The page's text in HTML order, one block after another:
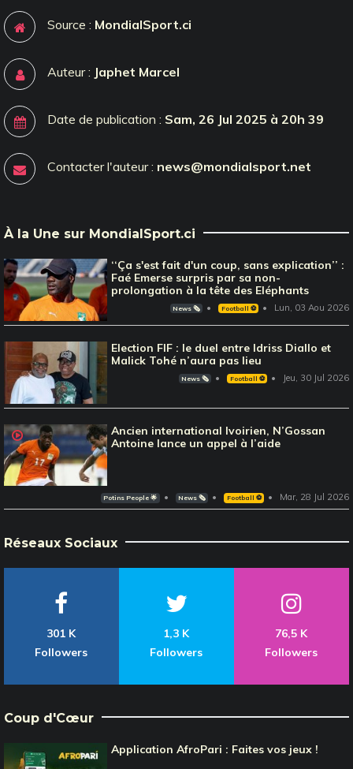
Source : MondialSport.ci
Auteur : Japhet Marcel
Date de publication : Sam, 26 Jul 2025 à 20h 39
Contacter l'auteur : news@mondialsport.net
À la Une sur MondialSport.ci
‘‘Ça s'est fait d'un coup, sans explication’’ :
Faé Emerse surpris par sa non-
prolongation à la tête des Eléphants
News 🗞️ Football ⚽️ Lun, 03 Aou 2026
Election FIF : le duel entre Idriss Diallo et
Malick Tohé n’aura pas lieu
News 🗞️ Football ⚽️ Jeu, 30 Jul 2026
Ancien international Ivoirien, N’Gossan
Antoine lance un appel à l’aide
Potins People 🌟 News 🗞️ Football ⚽️ Mar, 28 Jul 2026
Réseaux Sociaux
301 K
Followers
1,3 K
Followers
76,5 K
Followers
Coup d'Cœur
Application AfroPari : Faites vos jeux !